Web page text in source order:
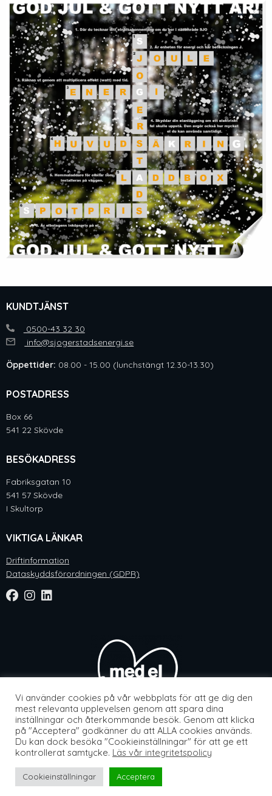
KUNDTJÄNST
0500-43 32 30
info@sjogerstadsenergi.se
Öppettider: 08.00 - 15.00 (lunchstängt 12.30-13.30)
POSTADRESS
Box 66
541 22 Skövde
BESÖKADRESS
Fabriksgatan 10
541 57 Skövde
I Skultorp
VIKTIGA LÄNKAR
Driftinformation
Dataskyddsförordningen (GDPR)
Webbsida avKnockout Webbyrå
Vi använder cookies på vår webbplats för att ge dig den
mest relevanta upplevelsen genom att spara dina
inställningar och återkommande besök. Genom att klicka
på "Acceptera" godkänner du att ALLA cookies används.
Du kan dock besöka "Cookieinställningar" för att ge ett
kontrollerat samtycke. Läs vår integritetspolicy
Cookieinställningar Acceptera